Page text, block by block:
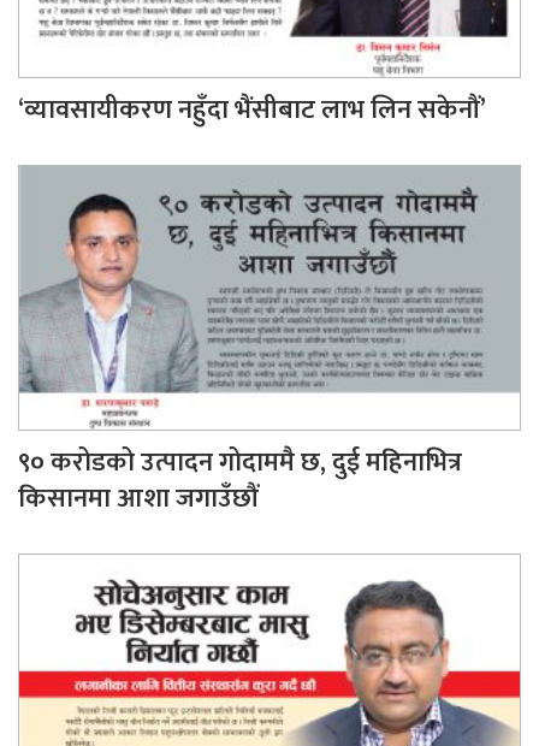
‘व्यावसायीकरण नहुँदा भैंसीबाट लाभ लिन सकेनौं’
९० करोडको उत्पादन गोदाममै छ, दुई महिनाभित्र
किसानमा आशा जगाउँछौं